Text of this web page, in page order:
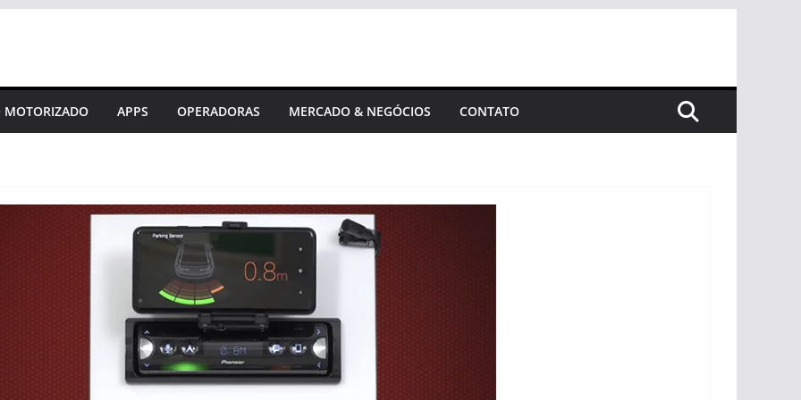
APPS OPERADORAS MERCADO & NEGÓCIOS CONTATO